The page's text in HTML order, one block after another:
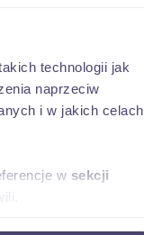
technologii jak
naprzeciw
i w jakich celach
w sekcji